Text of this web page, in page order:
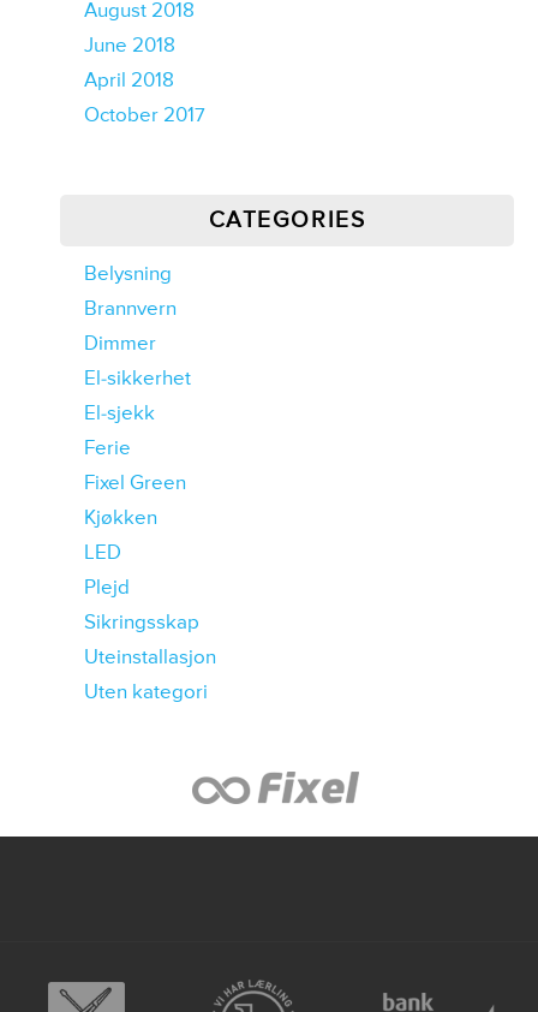
August 2018
June 2018
April 2018
October 2017
CATEGORIES
Belysning
Brannvern
Dimmer
El-sikkerhet
El-sjekk
Ferie
Fixel Green
Kjøkken
LED
Plejd
Sikringsskap
Uteinstallasjon
Uten kategori